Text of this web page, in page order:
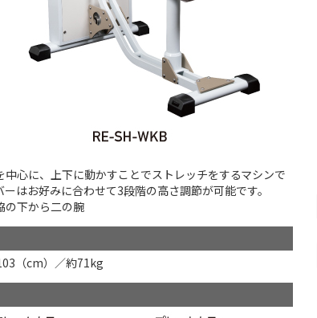
中心に、上下に動かすことでストレッチをするマシンで
はお好みに合わせて3段階の高さ調節が可能です。
下から二の腕
（cm）／約71kg